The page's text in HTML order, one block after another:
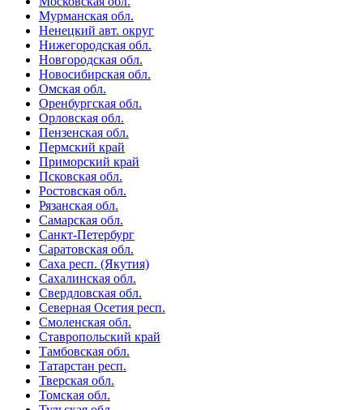
Мурманская обл.
Ненецкий авт. округ
Нижегородская обл.
Новгородская обл.
Новосибирская обл.
Омская обл.
Оренбургская обл.
Орловская обл.
Пензенская обл.
Пермский край
Приморский край
Псковская обл.
Ростовская обл.
Рязанская обл.
Самарская обл.
Санкт-Петербург
Саратовская обл.
Саха респ. (Якутия)
Сахалинская обл.
Свердловская обл.
Северная Осетия респ.
Смоленская обл.
Ставропольский край
Тамбовская обл.
Татарстан респ.
Тверская обл.
Томская обл.